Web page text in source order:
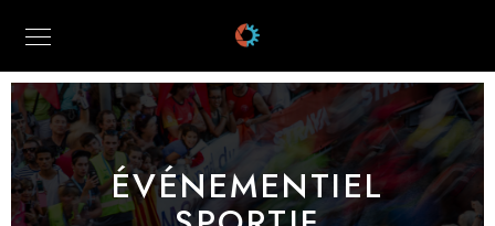
ÉVÉNEMENTIEL